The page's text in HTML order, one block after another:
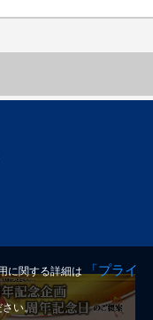
に関する詳細は
「プライ
さい。